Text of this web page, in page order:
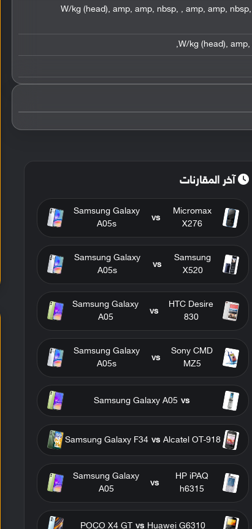
, amp, amp, nbsp, , amp, amp, nbsp,
, amp,
,
آخر المقارنات
Micromax
X276
vs
Samsung Galaxy
A05s
Samsung
X520
vs
Samsung Galaxy
A05s
HTC Desire
830
vs
Samsung Galaxy
A05
Sony CMD
MZ5
vs
Samsung Galaxy
A05s
vs
Samsung Galaxy A05
Alcatel OT-918
vs
Samsung Galaxy F34
HP iPAQ
h6315
vs
Samsung Galaxy
A05
Huawei G6310
vs
POCO X4 GT